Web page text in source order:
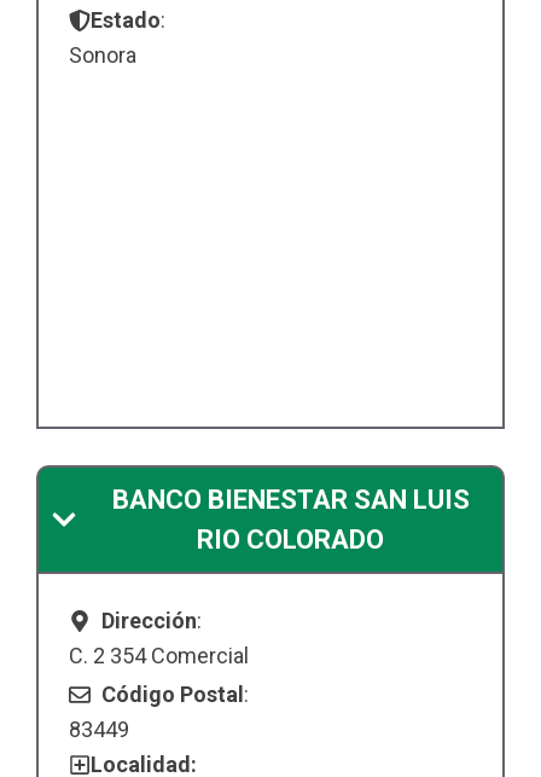
Estado:
Sonora
BANCO BIENESTAR SAN LUIS
RIO COLORADO
Dirección:
C. 2 354 Comercial
Código Postal :
83449
Localidad: